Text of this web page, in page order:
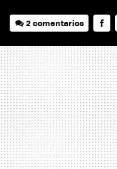
2 comentarios